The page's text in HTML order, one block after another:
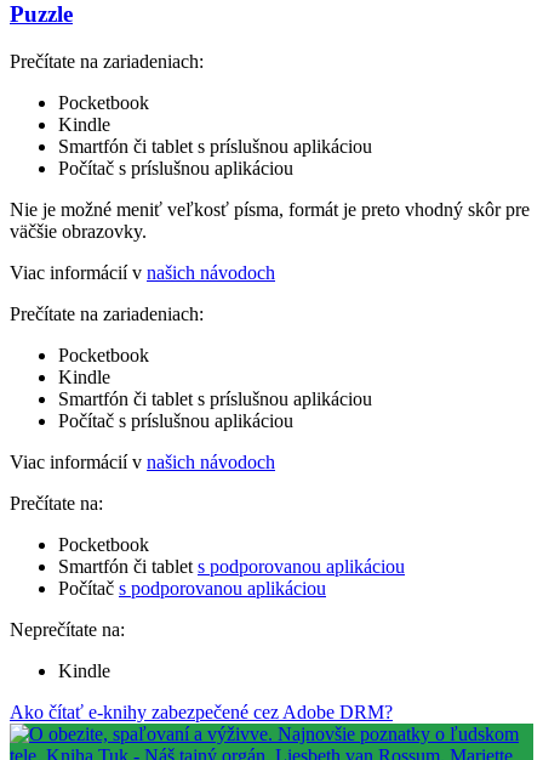
Puzzle
Prečítate na zariadeniach:
Pocketbook
Kindle
Smartfón či tablet s príslušnou aplikáciou
Počítač s príslušnou aplikáciou
Nie je možné meniť veľkosť písma, formát je preto vhodný skôr pre
väčšie obrazovky.
Viac informácií v našich návodoch
Prečítate na zariadeniach:
Pocketbook
Kindle
Smartfón či tablet s príslušnou aplikáciou
Počítač s príslušnou aplikáciou
Viac informácií v našich návodoch
Prečítate na:
Pocketbook
Smartfón či tablet s podporovanou aplikáciou
Počítač s podporovanou aplikáciou
Neprečítate na:
Kindle
Ako čítať e-knihy zabezpečené cez Adobe DRM?